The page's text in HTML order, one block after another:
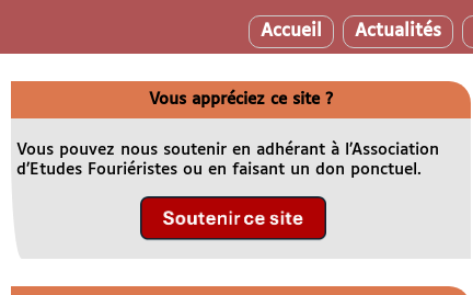
Accueil Actualités
Vous appréciez ce site ?
Vous pouvez nous soutenir en adhérant à l’Association
d’Etudes Fouriéristes ou en faisant un don ponctuel.